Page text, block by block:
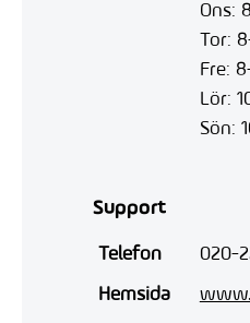
Ons:
Tor:
Fre:
Lör:
Sön:
Support
Telefon
020-
Hemsida